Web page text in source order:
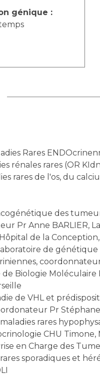
génique :
Rares
rénales rares (OR
rares de l'os, du
des
Pr Anne BARLIER,
de la Conception,
de
de Biologie
de VHL et
Pr
rares
CHU Timone,
en Charge des
sporadiques et